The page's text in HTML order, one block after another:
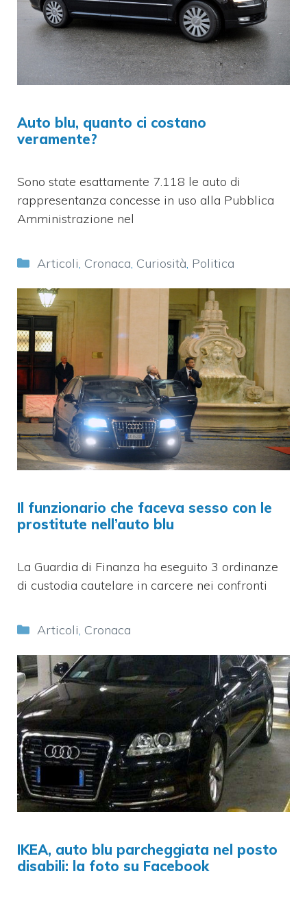
Auto blu, quanto ci costano
veramente?
Sono state esattamente 7.118 le auto di
rappresentanza concesse in uso alla Pubblica
Amministrazione nel
Categorie
Articoli Cronaca Curiosità Politica
Il funzionario che faceva sesso con le
prostitute nell’auto blu
La Guardia di Finanza ha eseguito 3 ordinanze
di custodia cautelare in carcere nei confronti
Categorie
Articoli, Cronaca
IKEA, auto blu parcheggiata nel posto
disabili: la foto su Facebook